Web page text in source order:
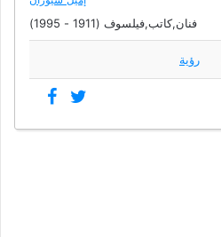
فنان,كاتب,فيلسوف (1911 - 1995)
رؤية